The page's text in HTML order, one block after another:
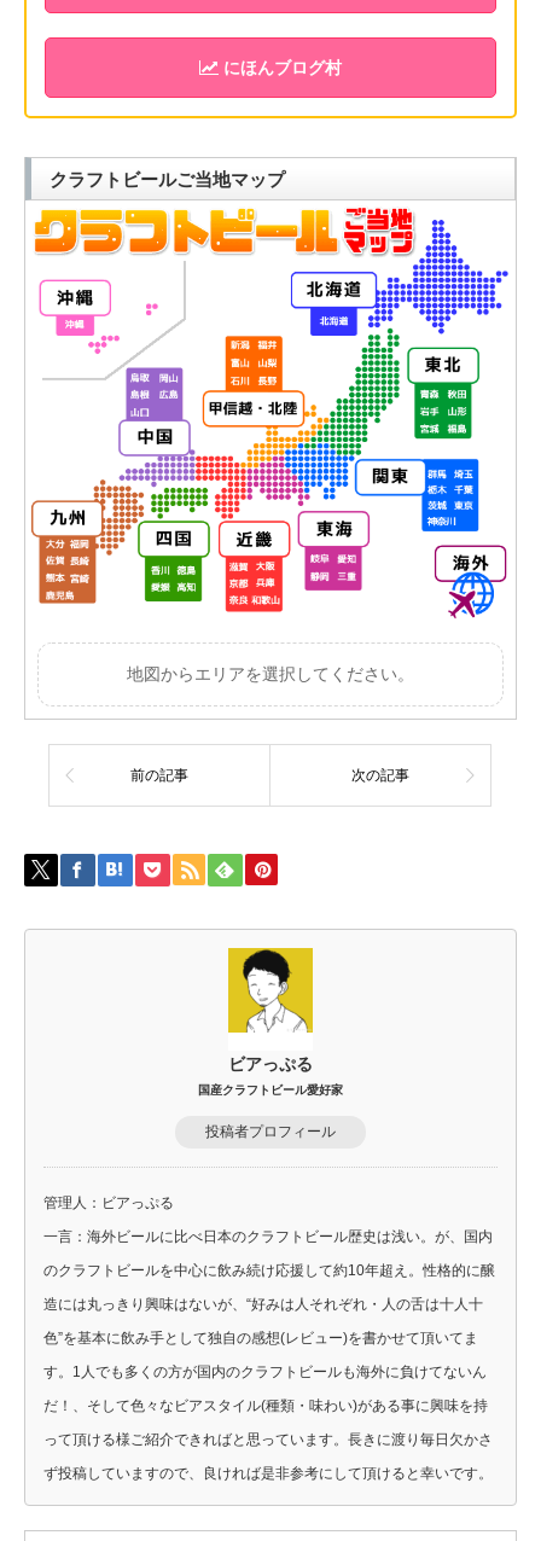
にほんブログ村
クラフトビールご当地マップ
地図からエリアを選択してください。
前の記事 次の記事
ビアっぷる
国産クラフトビール愛好家
投稿者プロフィール
管理人：ビアっぷる
一言：海外ビールに比べ日本のクラフトビール歴史は浅い。が、国内
のクラフトビールを中心に飲み続け応援して約10年超え。性格的に醸
造には丸っきり興味はないが、“好みは人それぞれ・人の舌は十人十
色”を基本に飲み手として独自の感想(レビュー)を書かせて頂いてま
す。1人でも多くの方が国内のクラフトビールも海外に負けてないん
だ！、そして色々なビアスタイル(種類・味わい)がある事に興味を持
って頂ける様ご紹介できればと思っています。長きに渡り毎日欠かさ
ず投稿していますので、良ければ是非参考にして頂けると幸いです。